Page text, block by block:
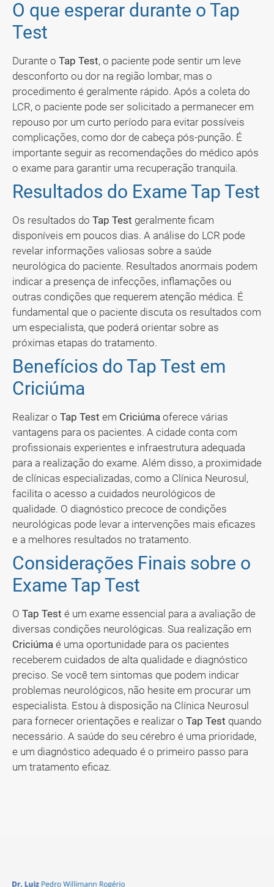
O que esperar durante o Tap
Test
Durante o Tap Test, o paciente pode sentir um leve
desconforto ou dor na região lombar, mas o
procedimento é geralmente rápido. Após a coleta do
LCR, o paciente pode ser solicitado a permanecer em
repouso por um curto período para evitar possíveis
complicações, como dor de cabeça pós-punção. É
importante seguir as recomendações do médico após
o exame para garantir uma recuperação tranquila.
Resultados do Exame Tap Test
Os resultados do Tap Test geralmente ficam
disponíveis em poucos dias. A análise do LCR pode
revelar informações valiosas sobre a saúde
neurológica do paciente. Resultados anormais podem
indicar a presença de infecções, inflamações ou
outras condições que requerem atenção médica. É
fundamental que o paciente discuta os resultados com
um especialista, que poderá orientar sobre as
próximas etapas do tratamento.
Benefícios do Tap Test em
Criciúma
Realizar o Tap Test em Criciúma oferece várias
vantagens para os pacientes. A cidade conta com
profissionais experientes e infraestrutura adequada
para a realização do exame. Além disso, a proximidade
de clínicas especializadas, como a Clínica Neurosul,
facilita o acesso a cuidados neurológicos de
qualidade. O diagnóstico precoce de condições
neurológicas pode levar a intervenções mais eficazes
e a melhores resultados no tratamento.
Considerações Finais sobre o
Exame Tap Test
O Tap Test é um exame essencial para a avaliação de
diversas condições neurológicas. Sua realização em
Criciúma é uma oportunidade para os pacientes
receberem cuidados de alta qualidade e diagnóstico
preciso. Se você tem sintomas que podem indicar
problemas neurológicos, não hesite em procurar um
especialista. Estou à disposição na Clínica Neurosul
para fornecer orientações e realizar o Tap Test quando
necessário. A saúde do seu cérebro é uma prioridade,
e um diagnóstico adequado é o primeiro passo para
um tratamento eficaz.